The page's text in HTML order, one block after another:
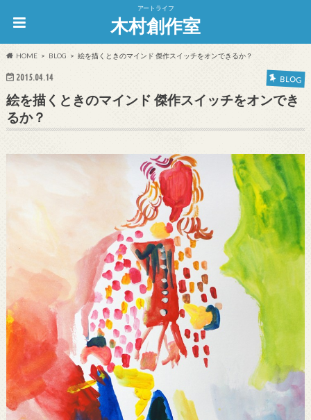
アートライフ
木村創作室
HOME BLOG 絵を描くときのマインド 傑作スイッチをオンできるか？
2015.04.14 BLOG
絵を描くときのマインド 傑作スイッチをオンでき
るか？